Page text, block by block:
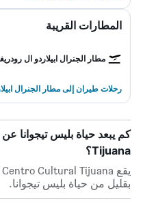
المطارات القريبة
مطار الجنرال ابيلاردو ال
رحلات طيران إلى مطار الجنرال
Tijuana؟
بقليل من حياة بليس تيجوانا.